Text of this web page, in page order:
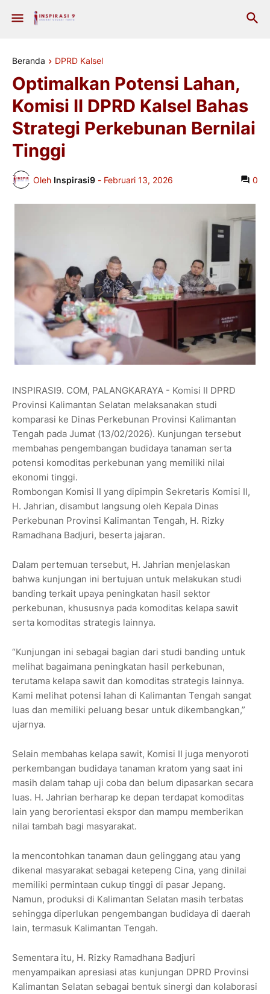
Beranda DPRD Kalsel
Optimalkan Potensi Lahan,
Komisi II DPRD Kalsel Bahas
Strategi Perkebunan Bernilai
Tinggi
Oleh Inspirasi9 - Februari 13, 2026 0
INSPIRASI9. COM, PALANGKARAYA - Komisi II DPRD
Provinsi Kalimantan Selatan melaksanakan studi
komparasi ke Dinas Perkebunan Provinsi Kalimantan
Tengah pada Jumat (13/02/2026). Kunjungan tersebut
membahas pengembangan budidaya tanaman serta
potensi komoditas perkebunan yang memiliki nilai
ekonomi tinggi.
Rombongan Komisi II yang dipimpin Sekretaris Komisi II,
H. Jahrian, disambut langsung oleh Kepala Dinas
Perkebunan Provinsi Kalimantan Tengah, H. Rizky
Ramadhana Badjuri, beserta jajaran.
Dalam pertemuan tersebut, H. Jahrian menjelaskan
bahwa kunjungan ini bertujuan untuk melakukan studi
banding terkait upaya peningkatan hasil sektor
perkebunan, khususnya pada komoditas kelapa sawit
serta komoditas strategis lainnya.
“Kunjungan ini sebagai bagian dari studi banding untuk
melihat bagaimana peningkatan hasil perkebunan,
terutama kelapa sawit dan komoditas strategis lainnya.
Kami melihat potensi lahan di Kalimantan Tengah sangat
luas dan memiliki peluang besar untuk dikembangkan,”
ujarnya.
Selain membahas kelapa sawit, Komisi II juga menyoroti
perkembangan budidaya tanaman kratom yang saat ini
masih dalam tahap uji coba dan belum dipasarkan secara
luas. H. Jahrian berharap ke depan terdapat komoditas
lain yang berorientasi ekspor dan mampu memberikan
nilai tambah bagi masyarakat.
Ia mencontohkan tanaman daun gelinggang atau yang
dikenal masyarakat sebagai ketepeng Cina, yang dinilai
memiliki permintaan cukup tinggi di pasar Jepang.
Namun, produksi di Kalimantan Selatan masih terbatas
sehingga diperlukan pengembangan budidaya di daerah
lain, termasuk Kalimantan Tengah.
Sementara itu, H. Rizky Ramadhana Badjuri
menyampaikan apresiasi atas kunjungan DPRD Provinsi
Kalimantan Selatan sebagai bentuk sinergi dan kolaborasi